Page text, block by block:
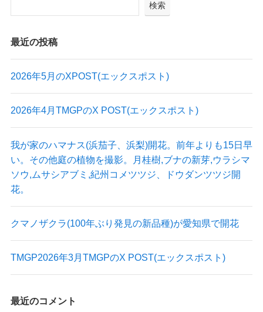
検索
最近の投稿
2026年5月のXPOST(エックスポスト)
2026年4月TMGPのX POST(エックスポスト)
我が家のハマナス(浜茄子、浜梨)開花。前年よりも15日早
い。その他庭の植物を撮影。月桂樹,ブナの新芽,ウラシマ
ソウ,ムサシアブミ,紀州コメツツジ、ドウダンツツジ開
花。
クマノザクラ(100年ぶり発見の新品種)が愛知県で開花
TMGP2026年3月TMGPのX POST(エックスポスト)
最近のコメント